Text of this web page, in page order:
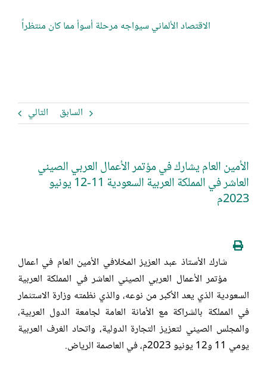
السابق التالي
الأمين العام يشارك في مؤتمر الأعمال العربي الصيني
العاشر في المملكة العربية السعودية 11-12 يونيو
2023م
شارك الأستاذ عبد العزيز المخلافي الأمين العام في اعمال
مؤتمر الأعمال العربي الصيني العاشر في المملكة العربية
السعودية الذي يعد الأكبر من نوعه، والذي نظمته وزارة الاستثمار
في المملكة بالشراكة مع الأمانة العامة لجامعة الدول العربية،
والمجلس الصيني لتعزيز التجارة الدولية، واتحاد الغرف العربية
يومي 11 و12 يونيو 2023م، في العاصمة الرياض.
الاقتصاد الألماني سيواجه مرحلة أسوأ مما كان منتظراً